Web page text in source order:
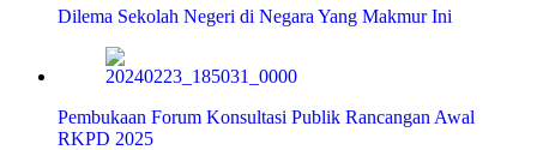
Dilema Sekolah Negeri di Negara Yang Makmur Ini
Pembukaan Forum Konsultasi Publik Rancangan Awal
RKPD 2025